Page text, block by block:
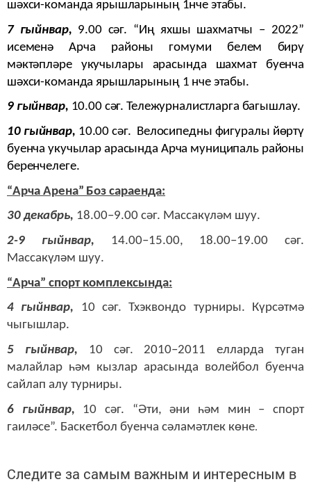
шәхси-команда ярышларының 1нче этабы.
7 гыйнвар, 9.00 сәг. “Иң яхшы шахматчы – 2022”
исеменә Арча районы гомуми белем бирү
мәктәпләре укучылары арасында шахмат буенча
шәхси-команда ярышларының 1 нче этабы.
9 гыйнвар, 10.00 сәг. Тележурналистларга багышлау.
10 гыйнвар, 10.00 сәг. Велосипедны фигуралы йөртү
буенча укучылар арасында Арча муниципаль районы
беренчелеге.
“Арча Арена” Боз сараенда:
30 декабрь, 18.00–9.00 сәг. Массакүләм шуу.
2-9 гыйнвар, 14.00–15.00, 18.00–19.00 сәг.
Массакүләм шуу.
“Арча” спорт комплексында:
4 гыйнвар, 10 сәг. Тхэквондо турниры. Күрсәтмә
чыгышлар.
5 гыйнвар, 10 сәг. 2010–2011 елларда туган
малайлар һәм кызлар арасында волейбол буенча
сайлап алу турниры.
6 гыйнвар, 10 сәг. “Әти, әни һәм мин – спорт
гаиләсе”. Баскетбол буенча сәламәтлек көне.
Следите за самым важным и интересным в